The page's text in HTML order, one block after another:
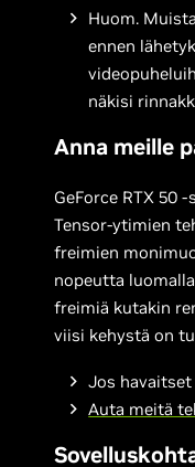
Huom.
ennen
näkisi
Anna meille
GeForce RTX 50
Tensor-ytimien
freimien
nopeutta
freimiä kutakin
viisi kehystä on
Jos
Auta meitä